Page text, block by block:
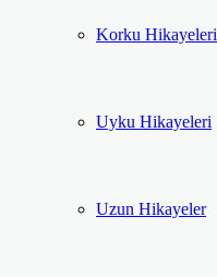
Korku Hikayeleri
Uyku Hikayeleri
Uzun Hikayeler